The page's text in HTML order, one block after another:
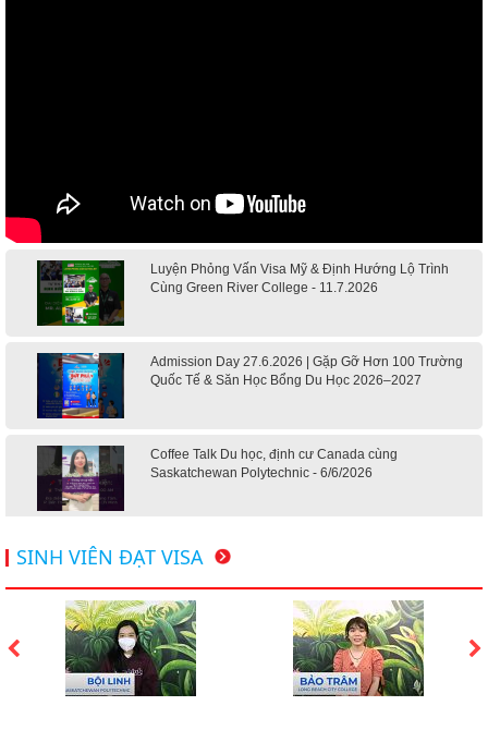
Luyện Phỏng Vấn Visa Mỹ & Định Hướng Lộ Trình
Cùng Green River College - 11.7.2026
Admission Day 27.6.2026 | Gặp Gỡ Hơn 100 Trường
Quốc Tế & Săn Học Bổng Du Học 2026–2027
Coffee Talk Du học, định cư Canada cùng
Saskatchewan Polytechnic - 6/6/2026
Hội thảo du học Mỹ 18.4.2026 - Đại học Mỹ học phí
dưới 20k/ năm
Du học Mỹ 2026 - Lấy bằng cử nhân lúc 20 tuổi cùng
chương trình High School Completion, Washington
SINH VIÊN ĐẠT VISA